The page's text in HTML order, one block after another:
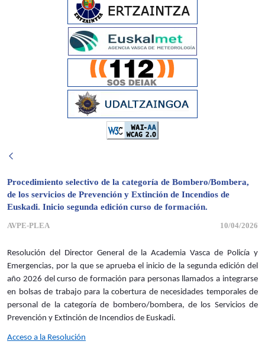
Procedimiento selectivo de la categoría de Bombero/Bombera,
de los servicios de Prevención y Extinción de Incendios de
Euskadi. Inicio segunda edición curso de formación.
AVPE-PLEA 10/04/2026
Resolución del Director General de la Academia Vasca de Policía y
Emergencias, por la que se aprueba el inicio de la segunda edición del
año 2026 del curso de formación para personas llamados a integrarse
en bolsas de trabajo para la cobertura de necesidades temporales de
personal de la categoría de bombero/bombera, de los Servicios de
Prevención y Extinción de Incendios de Euskadi.
Acceso a la Resolución